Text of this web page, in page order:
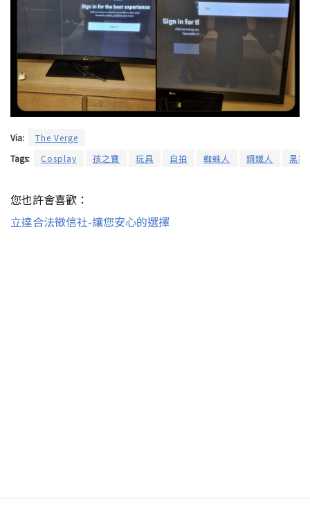
Via:
The Verge
Tags:
Cosplay 孩之寶 玩具 自拍 蜘蛛人 鋼鐵人 黑寡
您也許會喜歡：
立達合法徵信社-讓您安心的選擇